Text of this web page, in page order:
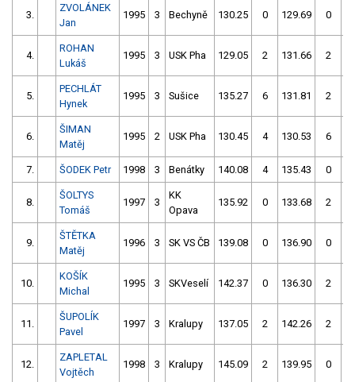
3.
ZVOLÁNEK
Jan
1995 3 Bechyně 130.25 0 129.69 0
4.
ROHAN
Lukáš
1995 3 USK Pha 129.05 2 131.66 2
5.
PECHLÁT
Hynek
1995 3 Sušice 135.27 6 131.81 2
6.
ŠIMAN
Matěj
1995 2 USK Pha 130.45 4 130.53 6
7. ŠODEK Petr 1998 3 Benátky 140.08 4 135.43 0
8.
ŠOLTYS
Tomáš
1997 3
KK
Opava
135.92 0 133.68 2
9.
ŠTĚTKA
Matěj
1996 3 SK VS ČB 139.08 0 136.90 0
10.
KOŠÍK
Michal
1995 3 SKVeselí 142.37 0 136.30 2
11.
ŠUPOLÍK
Pavel
1997 3 Kralupy 137.05 2 142.26 2
12.
ZAPLETAL
Vojtěch
1998 3 Kralupy 145.09 2 139.95 0